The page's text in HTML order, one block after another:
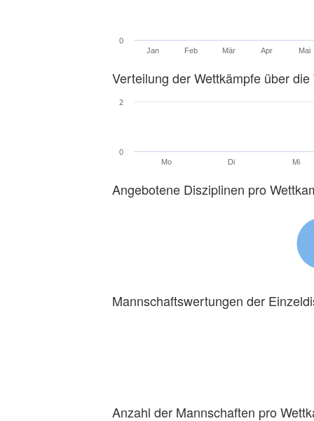
Jan Feb Mär Apr Mai
0
Verteilung der Wettkämpfe über die
Mo Di Mi
0
2
Angebotene Disziplinen pro
Mannschaftswertungen der
Anzahl der Mannschaften pro